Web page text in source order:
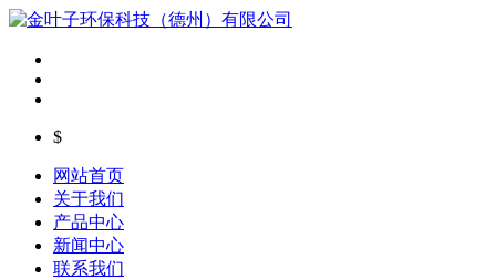
$
网站首页
关于我们
产品中心
新闻中心
联系我们